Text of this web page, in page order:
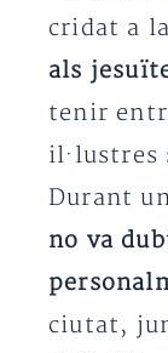
cridat a
als
tenir
il·lustres
Durant
no va
ciutat,